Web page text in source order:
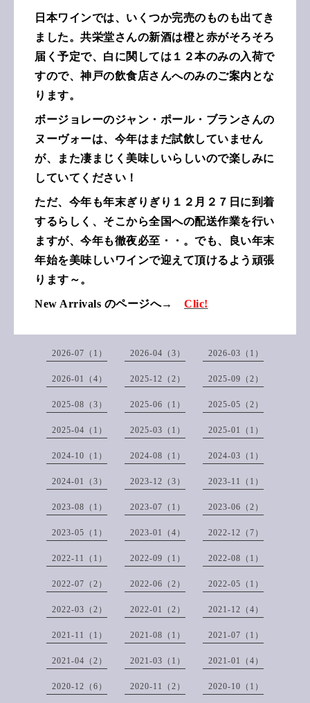
日本ワインでは、いくつか完売のものも出てき
ました。共栄堂さんの新酒は橙と赤がそろそろ
届く予定で、白に関しては１２本のみの入荷で
すので、神戸の飲食店さんへのみのご案内とな
ります。
ボージョレーのジャン・ポール・ブランさんの
ヌーヴォーは、今年はまだ試飲していません
が、また凄まじく美味しいらしいので楽しみに
していてください！
ただ、今年も年末ぎりぎり１２月２７日に到着
するらしく、そこから全国への配送作業を行い
ますが、今年も徹夜必至・・。でも、良い年末
年始を美味しいワインで迎えて頂けるよう頑張
ります～。
New Arrivals のページへ→ Clic!
2026-07（1） 2026-04（3） 2026-03（1）
2026-01（4） 2025-12（2） 2025-09（2）
2025-08（3） 2025-06（1） 2025-05（2）
2025-04（1） 2025-03（1） 2025-01（1）
2024-10（1） 2024-08（1） 2024-03（1）
2024-01（3） 2023-12（3） 2023-11（1）
2023-08（1） 2023-07（1） 2023-06（2）
2023-05（1） 2023-01（4） 2022-12（7）
2022-11（1） 2022-09（1） 2022-08（1）
2022-07（2） 2022-06（2） 2022-05（1）
2022-03（2） 2022-01（2） 2021-12（4）
2021-11（1） 2021-08（1） 2021-07（1）
2021-04（2） 2021-03（1） 2021-01（4）
2020-12（6） 2020-11（2） 2020-10（1）